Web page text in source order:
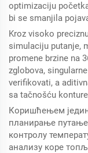
optimizaciju
bi se smanjila
Kroz visoko
simulaciju putanje,
promene brzine na
zglobova,
verifikovati, a
sa tačnošću
Коришћењем
планирање
контролу
анализу коре